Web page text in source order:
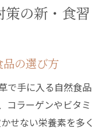
で手に入るシワ
策の新・食習
の選び方
で手に入る自然食品
コラーゲンやビタミ
せない栄養素を多く